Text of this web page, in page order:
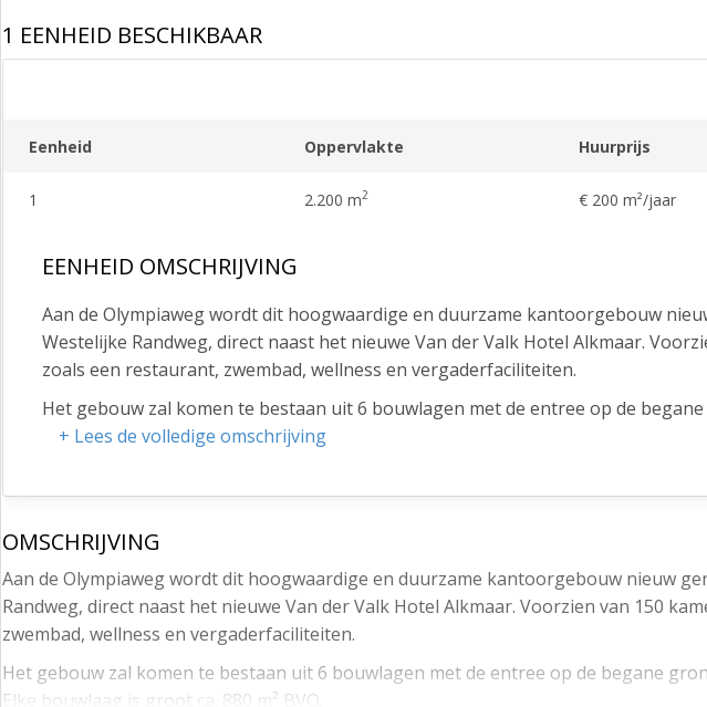
1 EENHEID BESCHIKBAAR
Eenheid Oppervlakte Huurprijs
1 2.200 m2 € 200 m²/jaar
EENHEID OMSCHRIJVING
Aan de Olympiaweg wordt dit hoogwaardige en duurzame kantoorgebouw
Westelijke Randweg, direct naast het nieuwe Van der Valk Hotel Alkmaar.
zoals een restaurant, zwembad, wellness en vergaderfaciliteiten.
Het gebouw zal komen te bestaan uit 6 bouwlagen met de entree op de
verdieping. Elke bouwlaag is groot ca. 880 m² BVO.
inrichting en werkprocessen kunt realiseren.
Inhoudsbeschrijving
De kantoren worden opgeleverd als een open kantoorruimte die door lengte/
naar de eigen wensen en inzichten. Turn-key oplevering behoort overigens
in gesprek.
Opleveringsniveau
+ Lees de volledige omschrijving
OMSCHRIJVING
Aan de Olympiaweg wordt dit hoogwaardige en duurzame kantoorgebouw nieuw
Randweg, direct naast het nieuwe Van der Valk Hotel Alkmaar. Voorzien van 150
zwembad, wellness en vergaderfaciliteiten.
Het gebouw zal komen te bestaan uit 6 bouwlagen met de entree op de begane
Elke bouwlaag is groot ca. 880 m² BVO.